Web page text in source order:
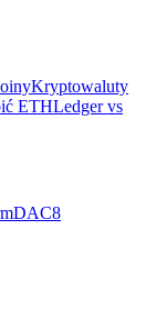
Kryptowaluty
ETHLedger vs
DAC8